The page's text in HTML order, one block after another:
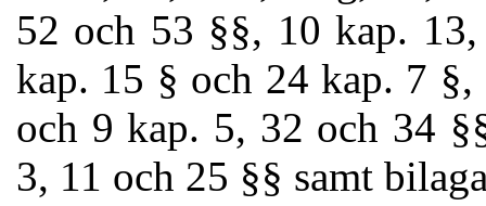
52 och 53 §§, 10 kap.
kap. 15 § och 24 kap. 7
och 9 kap. 5, 32 och 34
3, 11 och 25 §§ samt